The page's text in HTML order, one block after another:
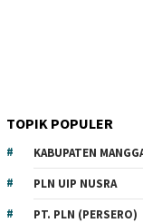
TOPIK POPULER
KABUPATEN
PLN UIP NUSRA
PT. PLN (PERSERO)